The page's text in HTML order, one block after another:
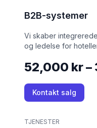
B2B-systemer
Vi skaber
og ledelse for
52,000 kr –
Kontakt salg
TJENESTER